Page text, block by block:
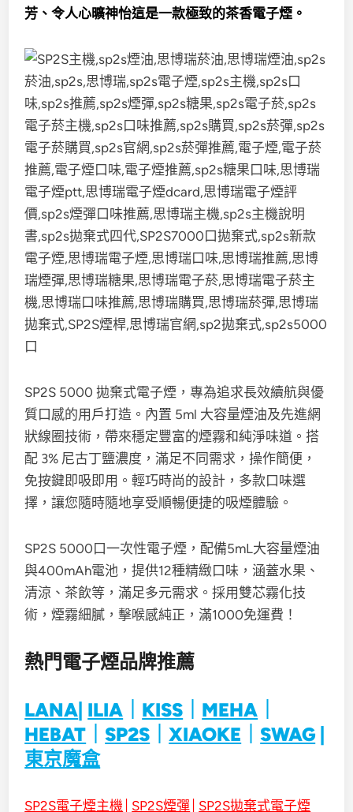
芳、令人心曠神怡這是一款極致的茶香電子煙。
SP2S 5000 拋棄式電子煙，專為追求長效續航與優
質口感的用戶打造。內置 5ml 大容量煙油及先進網
狀線圈技術，帶來穩定豐富的煙霧和純淨味道。搭
配 3% 尼古丁鹽濃度，滿足不同需求，操作簡便，
免按鍵即吸即用。輕巧時尚的設計，多款口味選
擇，讓您隨時隨地享受順暢便捷的吸煙體驗。
SP2S 5000口一次性電子煙，配備5mL大容量煙油
與400mAh電池，提供12種精緻口味，涵蓋水果、
清涼、茶飲等，滿足多元需求。採用雙芯霧化技
術，煙霧細膩，擊喉感純正，滿1000免運費！
熱門電子煙品牌推薦
LANA ILIA KISS MEHA
HEBAT ｜SP2S ｜XIAOKE ｜SWAG|
東京魔盒
SP2S電子煙主機 SP2S煙彈 SP2S拋棄式電子煙